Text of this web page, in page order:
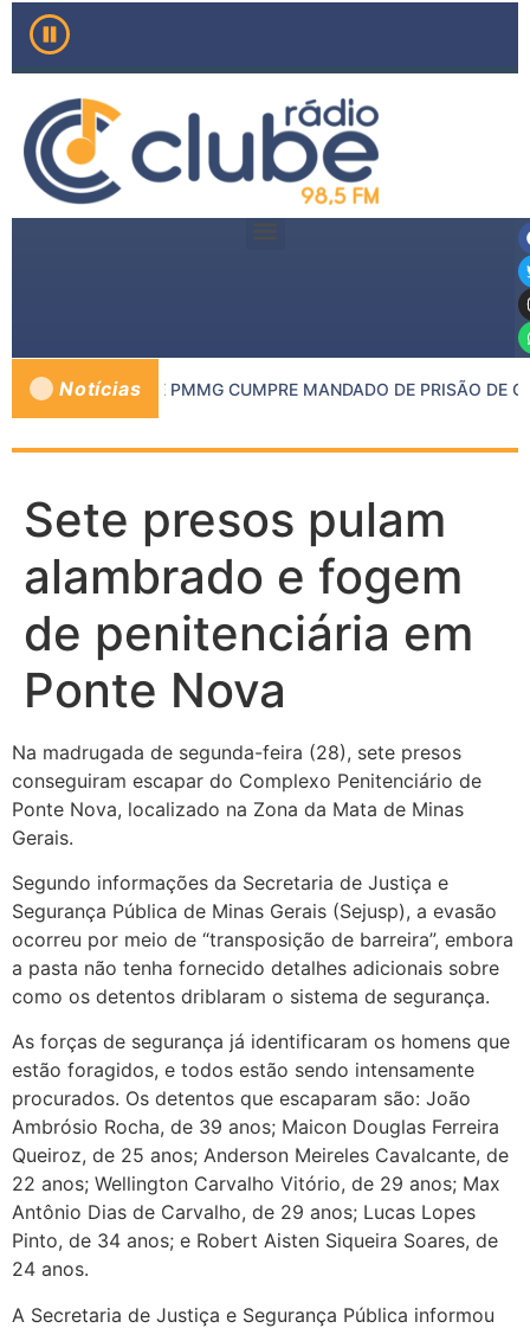
Notícias
DE INHAPIM E PMMG CUMPRE MANDADO DE PRISÃO DE
Sete presos pulam
alambrado e fogem
de penitenciária em
Ponte Nova
Na madrugada de segunda-feira (28), sete presos
conseguiram escapar do Complexo Penitenciário de
Ponte Nova, localizado na Zona da Mata de Minas
Gerais.
Segundo informações da Secretaria de Justiça e
Segurança Pública de Minas Gerais (Sejusp), a evasão
ocorreu por meio de “transposição de barreira”, embora
a pasta não tenha fornecido detalhes adicionais sobre
como os detentos driblaram o sistema de segurança.
As forças de segurança já identificaram os homens que
estão foragidos, e todos estão sendo intensamente
procurados. Os detentos que escaparam são: João
Ambrósio Rocha, de 39 anos; Maicon Douglas Ferreira
Queiroz, de 25 anos; Anderson Meireles Cavalcante, de
22 anos; Wellington Carvalho Vitório, de 29 anos; Max
Antônio Dias de Carvalho, de 29 anos; Lucas Lopes
Pinto, de 34 anos; e Robert Aisten Siqueira Soares, de
24 anos.
A Secretaria de Justiça e Segurança Pública informou